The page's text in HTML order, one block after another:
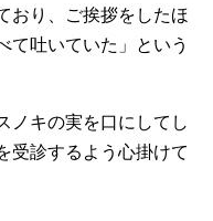
おり、ご挨拶をしたほ
て吐いていた」という
ノキの実を口にしてし
受診するよう心掛けて